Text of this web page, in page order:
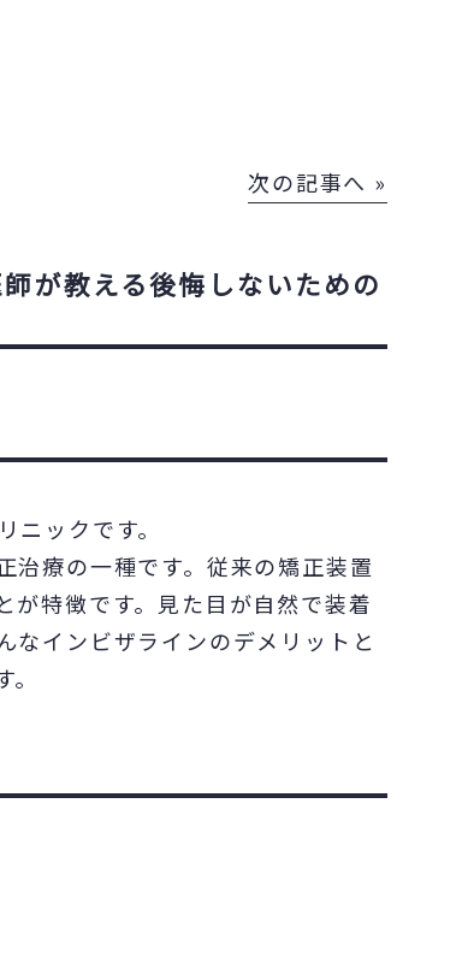
次の記事へ »
が教える後悔しないための
ックです。
治療の一種です。従来の矯正装置
が特徴です。見た目が自然で装着
なインビザラインのデメリットと